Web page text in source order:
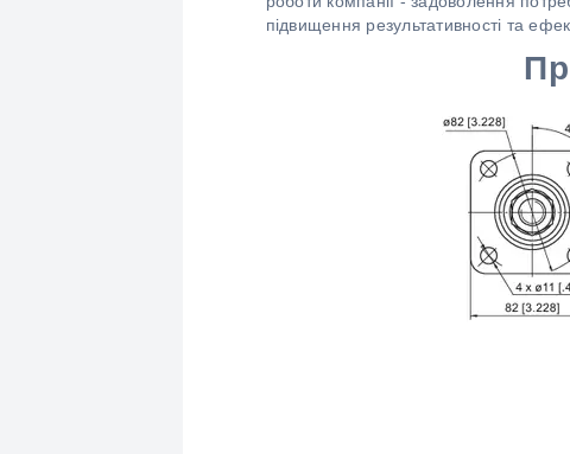
підвищення результативності та